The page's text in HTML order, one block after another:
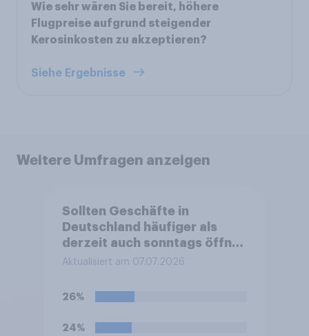
Wie sehr wären Sie bereit, höhere
Flugpreise aufgrund steigender
Kerosinkosten zu akzeptieren?
Siehe Ergebnisse
Weitere Umfragen anzeigen
Sollten Geschäfte in
Deutschland häufiger als
derzeit auch sonntags öffnen
dürfen?
Aktualisiert am 07.07.2026
26%
24%